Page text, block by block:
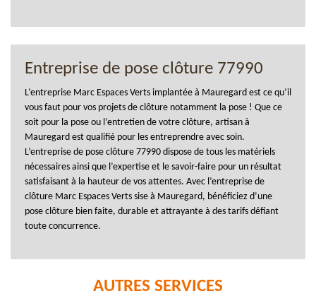
Entreprise de pose clôture 77990
L’entreprise Marc Espaces Verts implantée à Mauregard est ce qu’il
vous faut pour vos projets de clôture notamment la pose ! Que ce
soit pour la pose ou l’entretien de votre clôture, artisan à
Mauregard est qualifié pour les entreprendre avec soin.
L’entreprise de pose clôture 77990 dispose de tous les matériels
nécessaires ainsi que l’expertise et le savoir-faire pour un résultat
satisfaisant à la hauteur de vos attentes. Avec l’entreprise de
clôture Marc Espaces Verts sise à Mauregard, bénéficiez d’une
pose clôture bien faite, durable et attrayante à des tarifs défiant
toute concurrence.
AUTRES SERVICES